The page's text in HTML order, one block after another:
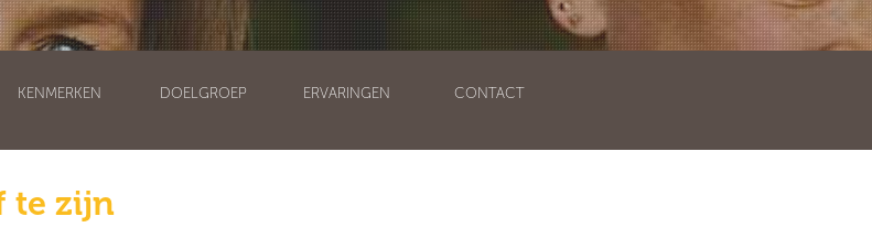
KENMERKEN DOELGROEP ERVARINGEN CONTACT
te zijn